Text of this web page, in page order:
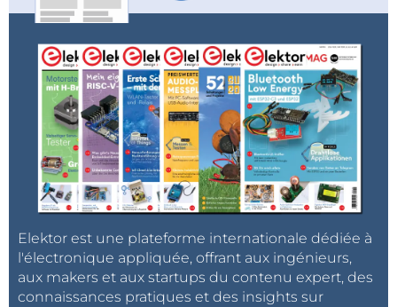
Elektor est une plateforme internationale dédiée à
l'électronique appliquée, offrant aux ingénieurs,
aux makers et aux startups du contenu expert, des
connaissances pratiques et des insights sur